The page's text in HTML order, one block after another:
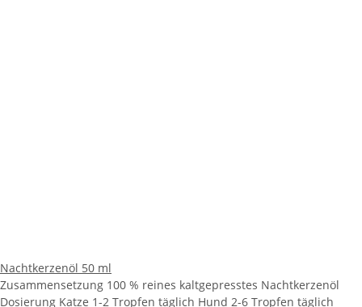
Nachtkerzenöl 50 ml
Zusammensetzung 100 % reines kaltgepresstes Nachtkerzenöl
Dosierung Katze 1-2 Tropfen täglich Hund 2-6 Tropfen täglich